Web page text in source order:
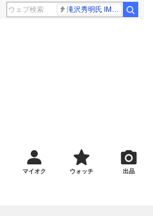
滝沢秀明氏 IMPACT26
マイオク ウォッチ 出品